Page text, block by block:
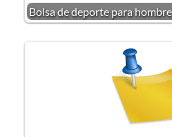
Bolsa de deporte para